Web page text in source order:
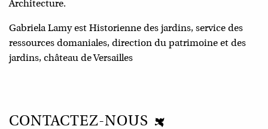
Architecture.
Gabriela Lamy est Historienne des jardins, service des
ressources domaniales, direction du patrimoine et des
jardins, château de Versailles
CONTACTEZ-NOUS